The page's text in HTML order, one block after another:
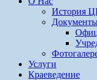
История
Услуги
Краеведение